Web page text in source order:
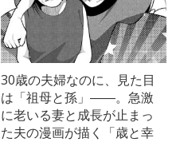
30歳の夫婦なのに、見た目
は「祖母と孫」――。急激
に老いる妻と成長が止まっ
た夫の漫画が描く「歳と幸